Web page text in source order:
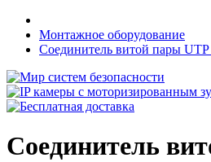
Монтажное оборудование
Соединитель витой пары
Соединитель